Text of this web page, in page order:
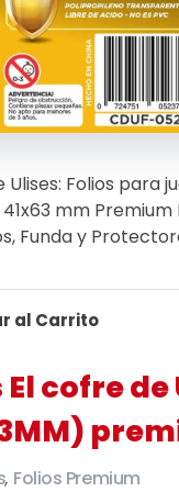
El cofre de
, Folios Premium
Ulises: Folios para
mm Premium
Funda y
al Carrito